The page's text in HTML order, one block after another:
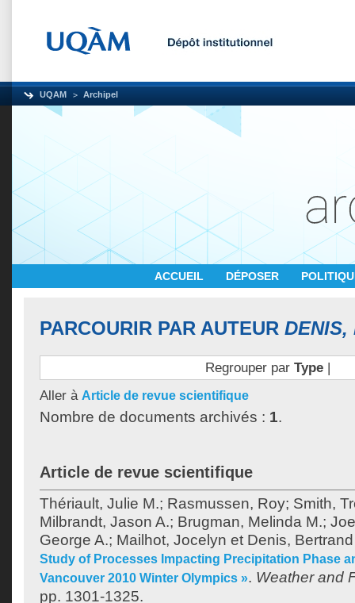
UQAM Archipel
ACCUEIL DÉPOSER
PARCOURIR PAR AUTEUR DENIS,
Regrouper par Type|
Aller à Article de revue scientifique
Nombre de documents archivés : 1.
Article de revue scientifique
Thériault, Julie M.; Rasmussen, Roy; Smith,
Milbrandt, Jason A.; Brugman, Melinda M.;
George A.; Mailhot, Jocelyn et Denis, Bertrand
Study of Processes Impacting Precipitation Phase
Vancouver 2010 Winter Olympics ». Weather and
pp. 1301-1325.